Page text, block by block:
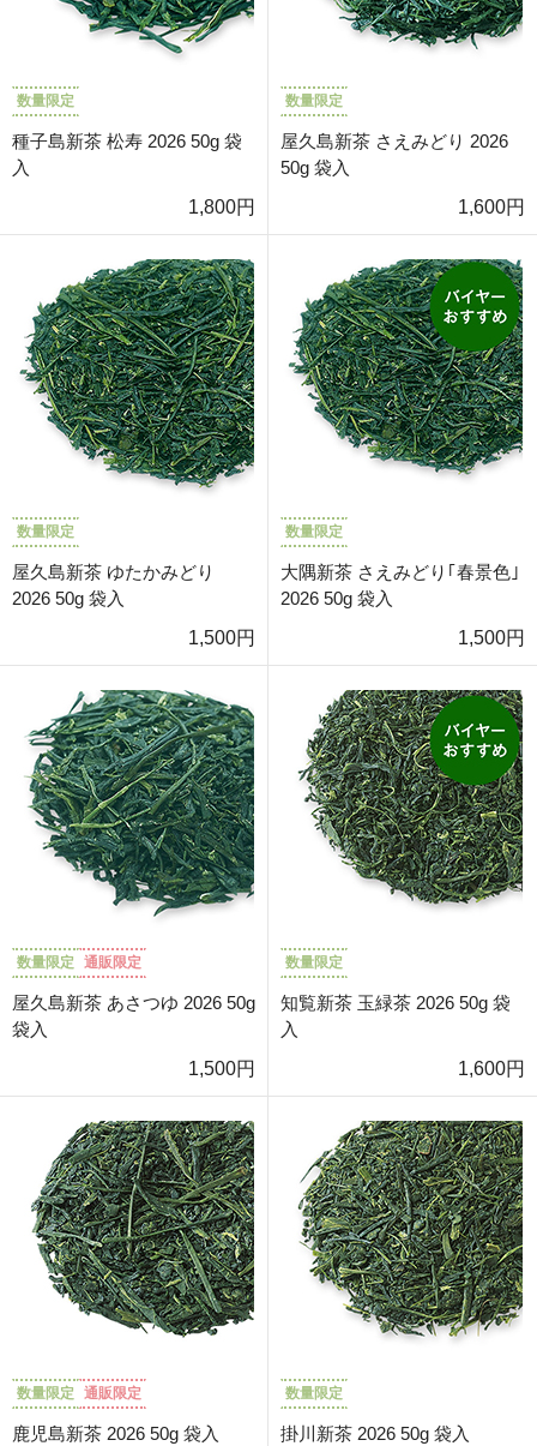
数量限定
種子島新茶 松寿 2026 50g 袋
入
1,800円
数量限定
屋久島新茶 さえみどり 2026
50g 袋入
1,600円
数量限定
屋久島新茶 ゆたかみどり
2026 50g 袋入
1,500円
数量限定
大隅新茶 さえみどり｢春景色｣
2026 50g 袋入
1,500円
数量限定 通販限定
屋久島新茶 あさつゆ 2026 50g
袋入
1,500円
数量限定
知覧新茶 玉緑茶 2026 50g 袋
入
1,600円
数量限定 通販限定
鹿児島新茶 2026 50g 袋入
数量限定
掛川新茶 2026 50g 袋入